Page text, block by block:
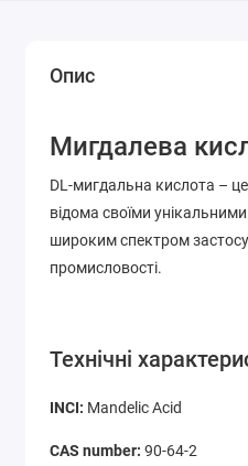
Опис
Мигдалева
DL-мигдальна кислота –
відома своїми
широким спектром
промисловості.
Технічні
INCI: Mandelic Acid
CAS number: 90-64-2